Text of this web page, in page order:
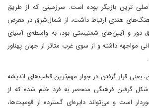
ترین بازیگر بوده است. سرزمینی که از طریق
هندی ارتباط داشت، از ‌شمال‌شرق در معرض
و آیین‌های شمنیستی بود، به واسطه‌ی آسیای
مواجهه داشته و از سوی غرب متاثر از جهان پهناور
یعنی قرار گرفتن در جوار مهم‌ترین قطب‌های اندیشه
گرفتن فرهنگی منحصر به فرد ختم شده که از
است و می‌تواند دایره‌ای گسترده از قومیت‌ها،